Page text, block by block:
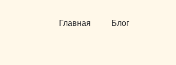
Главная Блог